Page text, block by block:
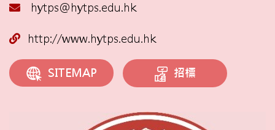
hytps@hytps.edu.hk
http://www.hytps.edu.hk
SITEMAP 招標